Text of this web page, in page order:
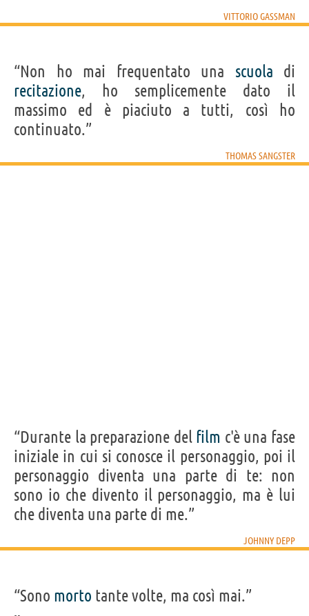
VITTORIO GASSMAN
“Non ho mai frequentato una scuola di
recitazione, ho semplicemente dato il
massimo ed è piaciuto a tutti, così ho
continuato.”
THOMAS SANGSTER
“Durante la preparazione del film c'è una fase
iniziale in cui si conosce il personaggio, poi il
personaggio diventa una parte di te: non
sono io che divento il personaggio, ma è lui
che diventa una parte di me.”
JOHNNY DEPP
“Sono morto tante volte, ma così mai.”